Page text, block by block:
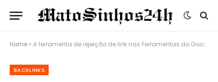
Home » A ferramenta de rejeição de link nas Ferramentas do Google para webmasters está sendo descontinuada
BACKLINKS